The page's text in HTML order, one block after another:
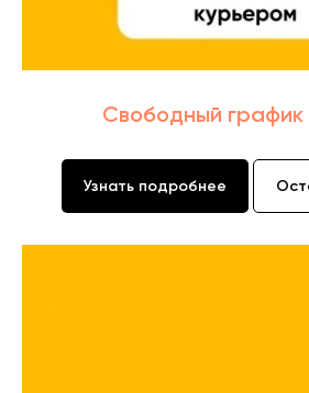
Свободный
Узнать подробнее